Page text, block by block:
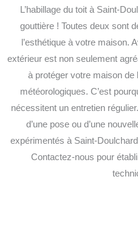
L’habillage du toit à Saint-
gouttière ! Toutes deux sont
l’esthétique à votre maison.
extérieur est non seulement
à protéger votre maison de
météorologiques. C’est
nécessitent un entretien
d’une pose ou d’une
expérimentés à Saint-
Contactez-nous pour